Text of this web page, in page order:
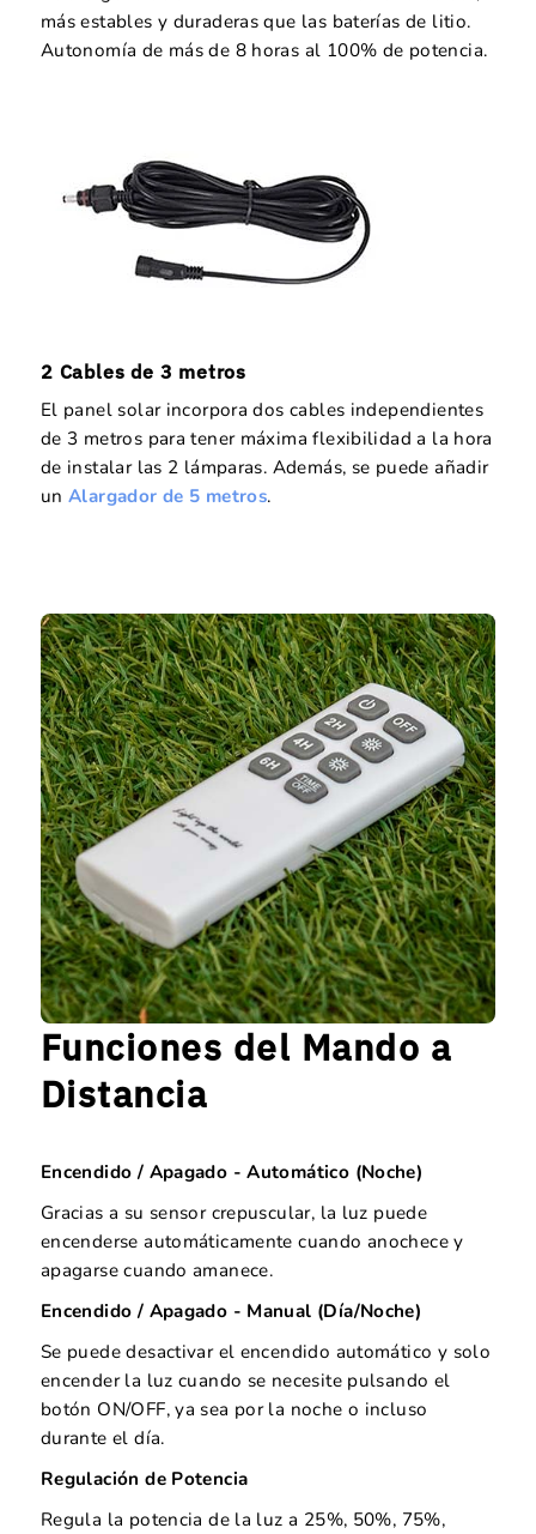
más estables y duraderas que las baterías de litio.
Autonomía de más de 8 horas al 100% de potencia.
2 Cables de 3 metros
El panel solar incorpora dos cables independientes
de 3 metros para tener máxima flexibilidad a la hora
de instalar las 2 lámparas. Además, se puede añadir
unAlargador de 5 metros.
Funciones del Mando a
Distancia
Encendido / Apagado - Automático (Noche)
Gracias a su sensor crepuscular, la luz puede
encenderse automáticamente cuando anochece y
apagarse cuando amanece.
Encendido / Apagado - Manual (Día/Noche)
Se puede desactivar el encendido automático y solo
encender la luz cuando se necesite pulsando el
botón ON/OFF, ya sea por la noche o incluso
durante el día.
Regulación de Potencia
Regula la potencia de la luz a 25%, 50%, 75%,